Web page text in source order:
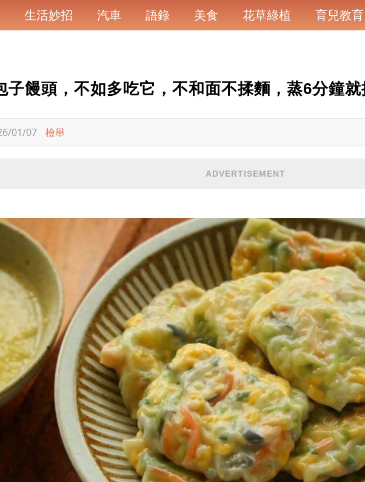
生活妙招 汽車 語錄 美食 花草綠植 育兒教育
子饅頭，不如多吃它，不和面不揉麵，蒸6分鐘就
01/07 檢舉
ADVERTISEMENT